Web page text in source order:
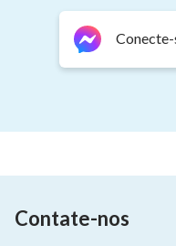
Contate-nos